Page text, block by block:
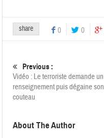
share 0 0
Previous :
Vidéo : Le terroriste demande un
renseignement puis dégaine son
couteau
About The Author